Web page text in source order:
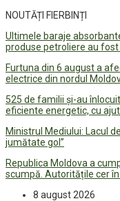
NOUTĂȚI FIERBINȚI
Ultimele baraje
produse petroliere au
Furtuna din 6 august a
electrice din nordul
525 de familii și-au
eficiente energetic, cu
Ministrul Mediului: Lacul
jumătate gol”
Republica Moldova a
scumpă. Autoritățile cer
8 august 2026